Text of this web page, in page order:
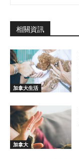
相關資訊
加拿大生活
加拿大